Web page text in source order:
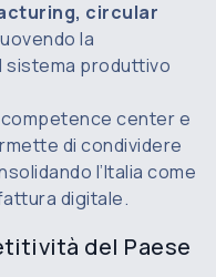
circular
la
sistema produttivo
center e
di condividere
l’Italia come
digitale.
del Paese